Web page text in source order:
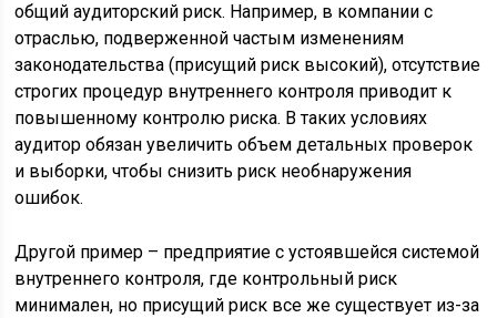
общий аудиторский риск. Например, в компании с
отраслью, подверженной частым изменениям
законодательства (присущий риск высокий), отсутствие
строгих процедур внутреннего контроля приводит к
повышенному контролю риска. В таких условиях
аудитор обязан увеличить объем детальных проверок
и выборки, чтобы снизить риск необнаружения
ошибок.
Другой пример – предприятие с устоявшейся системой
внутреннего контроля, где контрольный риск
минимален, но присущий риск все же существует из-за